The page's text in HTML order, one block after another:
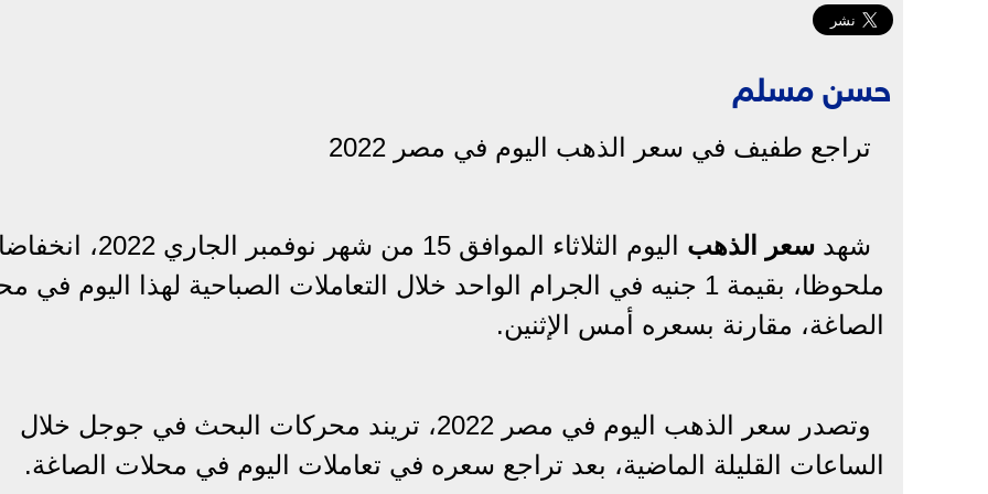
حسن مسلم
تراجع طفيف في سعر الذهب اليوم في مصر 2022
شهد سعر الذهب
اليوم الثلاثاء الموافق 15 من شهر نوفمبر الجاري 2022، انخفاضا
ملحوظا، بقيمة 1 جنيه في الجرام الواحد خلال التعاملات الصباحية لهذا اليوم في
الصاغة، مقارنة بسعره أمس الإثنين.
وتصدر سعر الذهب اليوم في مصر 2022، تريند محركات البحث في جوجل خلال
الساعات القليلة الماضية، بعد تراجع سعره في تعاملات اليوم في محلات الصاغة.